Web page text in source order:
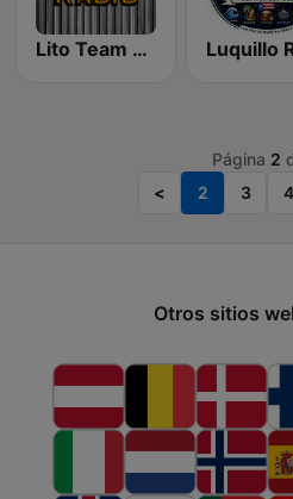
Lito Team Radio
Página 2
<
2 3 4
Otros sitios